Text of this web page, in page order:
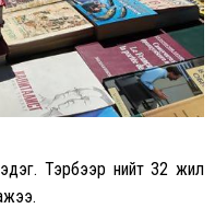
Тэрбээр нийт 32 жил